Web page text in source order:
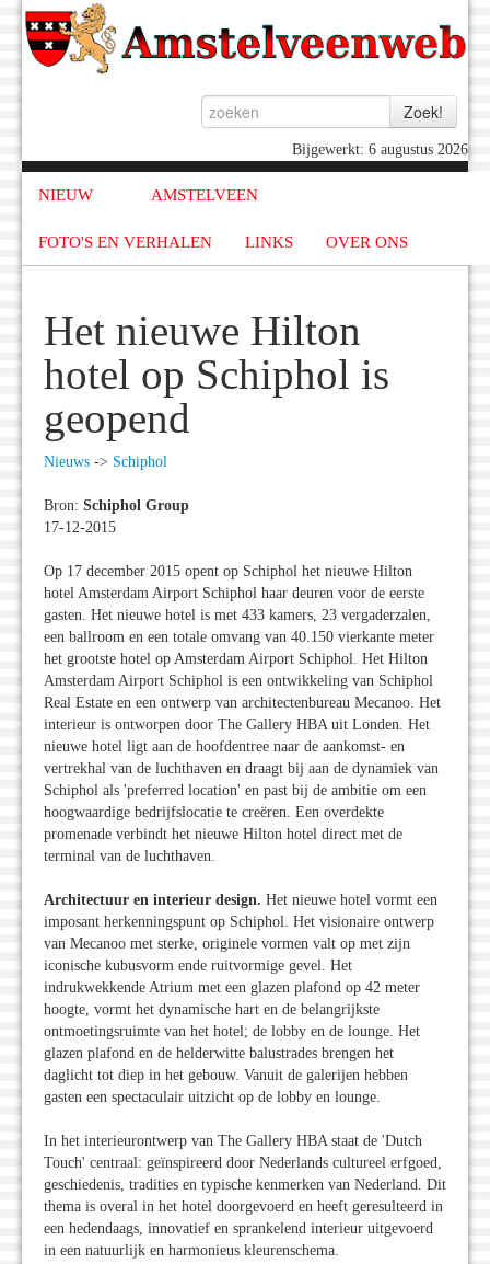
Bijgewerkt: 6 augustus 2026
NIEUW AMSTELVEEN
FOTO'S EN VERHALEN LINKS OVER ONS
Het nieuwe Hilton
hotel op Schiphol is
geopend
Nieuws -> Schiphol
Bron: Schiphol Group
17-12-2015
Op 17 december 2015 opent op Schiphol het nieuwe Hilton
hotel Amsterdam Airport Schiphol haar deuren voor de eerste
gasten. Het nieuwe hotel is met 433 kamers, 23 vergaderzalen,
een ballroom en een totale omvang van 40.150 vierkante meter
het grootste hotel op Amsterdam Airport Schiphol. Het Hilton
Amsterdam Airport Schiphol is een ontwikkeling van Schiphol
Real Estate en een ontwerp van architectenbureau Mecanoo. Het
interieur is ontworpen door The Gallery HBA uit Londen. Het
nieuwe hotel ligt aan de hoofdentree naar de aankomst- en
vertrekhal van de luchthaven en draagt bij aan de dynamiek van
Schiphol als 'preferred location' en past bij de ambitie om een
hoogwaardige bedrijfslocatie te creëren. Een overdekte
promenade verbindt het nieuwe Hilton hotel direct met de
terminal van de luchthaven.
Architectuur en interieur design. Het nieuwe hotel vormt een
imposant herkenningspunt op Schiphol. Het visionaire ontwerp
van Mecanoo met sterke, originele vormen valt op met zijn
iconische kubusvorm ende ruitvormige gevel. Het
indrukwekkende Atrium met een glazen plafond op 42 meter
hoogte, vormt het dynamische hart en de belangrijkste
ontmoetingsruimte van het hotel; de lobby en de lounge. Het
glazen plafond en de helderwitte balustrades brengen het
daglicht tot diep in het gebouw. Vanuit de galerijen hebben
gasten een spectaculair uitzicht op de lobby en lounge.
In het interieurontwerp van The Gallery HBA staat de 'Dutch
Touch' centraal: geïnspireerd door Nederlands cultureel erfgoed,
geschiedenis, tradities en typische kenmerken van Nederland. Dit
thema is overal in het hotel doorgevoerd en heeft geresulteerd in
een hedendaags, innovatief en sprankelend interieur uitgevoerd
in een natuurlijk en harmonieus kleurenschema.